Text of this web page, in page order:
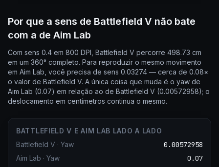
Por que a sens de Battlefield V não bate
com a de Aim Lab
Com sens 0.4 em 800 DPI, Battlefield V percorre 498.73 cm
em um 360° completo. Para reproduzir o mesmo movimento
em Aim Lab, você precisa de sens 0.03274 — cerca de 0.08×
o valor de Battlefield V. A única coisa que muda é o yaw de
Aim Lab (0.07) em relação ao de Battlefield V (0.00572958); o
deslocamento em centímetros continua o mesmo.
BATTLEFIELD V E AIM LAB LADO A LADO
Battlefield V · Yaw 0.00572958
Aim Lab · Yaw 0.07